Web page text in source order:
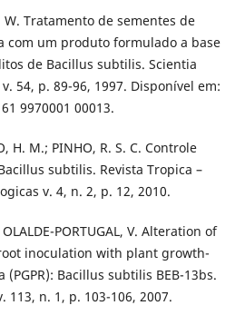
W. Tratamento de sementes de
com um produto formulado a base
de Bacillus subtilis. Scientia
54, p. 89-96, 1997. Disponível em:
9970001 00013.
H. M.; PINHO, R. S. C. Controle
subtilis. Revista Tropica –
v. 4, n. 2, p. 12, 2010.
PORTUGAL, V. Alteration of
inoculation with plant growth-
Bacillus subtilis BEB-13bs.
n. 1, p. 103-106, 2007.